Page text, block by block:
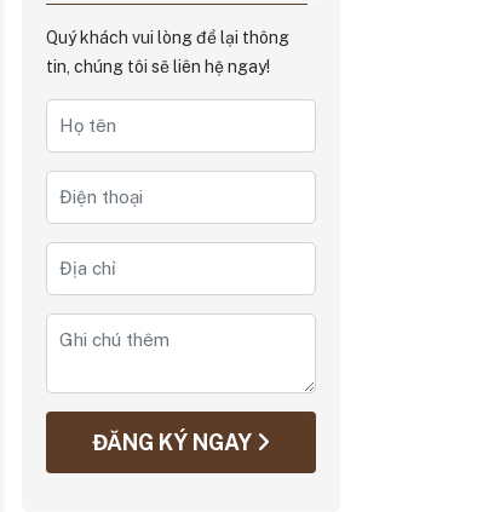
Quý khách vui lòng để lại thông
tin, chúng tôi sẽ liên hệ ngay!
ĐĂNG KÝ NGAY